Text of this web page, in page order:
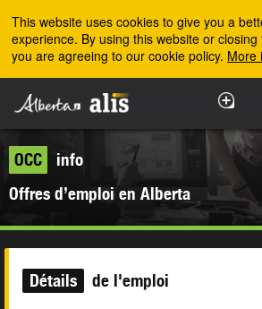
This website uses cookies to give you a
experience. By using this website or closing
you are agreeing to our cookie policy. More
OCC
info
Offres d’emploi en Alberta
Détails de l'emploi